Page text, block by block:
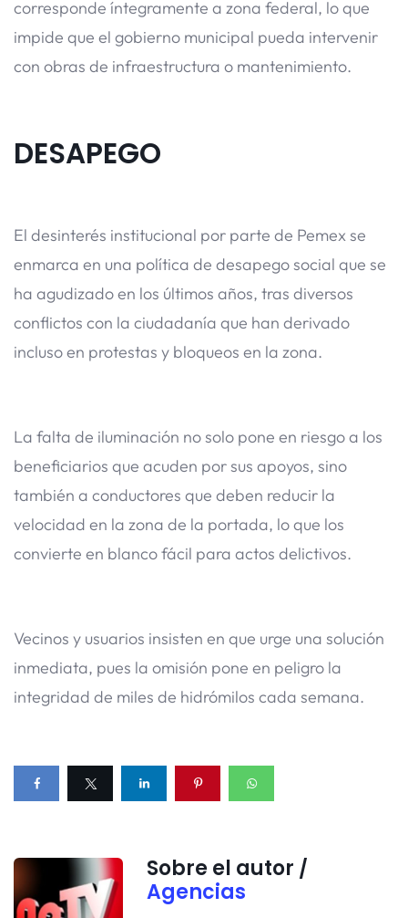
corresponde íntegramente a zona federal, lo que
impide que el gobierno municipal pueda intervenir
con obras de infraestructura o mantenimiento.
DESAPEGO
El desinterés institucional por parte de Pemex se
enmarca en una política de desapego social que se
ha agudizado en los últimos años, tras diversos
conflictos con la ciudadanía que han derivado
incluso en protestas y bloqueos en la zona.
La falta de iluminación no solo pone en riesgo a los
beneficiarios que acuden por sus apoyos, sino
también a conductores que deben reducir la
velocidad en la zona de la portada, lo que los
convierte en blanco fácil para actos delictivos.
Vecinos y usuarios insisten en que urge una solución
inmediata, pues la omisión pone en peligro la
integridad de miles de hidrómilos cada semana.
Sobre el autor /
Agencias